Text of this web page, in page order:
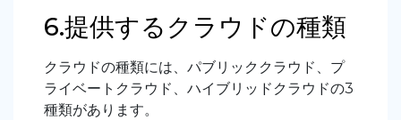
6.提供するクラウドの種類
クラウドの種類には、パブリッククラウド、プ
ライベートクラウド、ハイブリッドクラウドの3
種類があります。